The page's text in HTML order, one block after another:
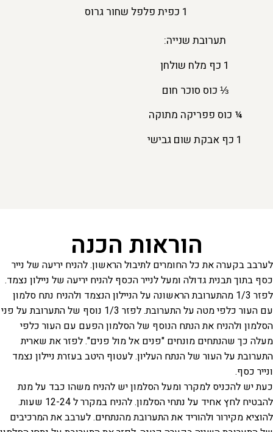
1 כפית פלפל שחור גרוס
תערובת שנייה:
1 כף מלח שולחן
⅓ כוס סוכר חום
¼ כוס פפריקה מתוקה
1 כף אבקת שום גבישי
הוראות הכנה
לערבב בקערה את כל החומרים לתיבול הראשון. להניח יריעה של נייר
כסף בתוך תבנית גדולה ומעל לנייר הכסף להניח יריעה של ניילון נצמד.
לפזר 1/3 מהתערובת הראשונה על הניילון הנצמד ולהניח נתח סלמון
עם העור כלפי מטה על התערובת. לפזר 1/3 נוסף של התערובת על פני
הסלמון ולהניח את הנתח הנוסף של הסלמון הפעם עם העור כלפי
מעלה כך שהנתחים מונחים "פנים אל מול פנים". לפזר את שארית
התערובת על העור של הנתח העליון. לעטוף היטב בעזרת ניילון נצמד
ונייר כסף.
כעת יש להכניס למקרר ומעל הסלמון יש להניח משהו כבד על מנת
להבטיח לחץ אחיד על נתחי הסלמון. להניח במקרר ל 12-24 שעות.
להוציא מקירור ולהוריד את התערובת מהנתחים. לערבב את המרכיבים